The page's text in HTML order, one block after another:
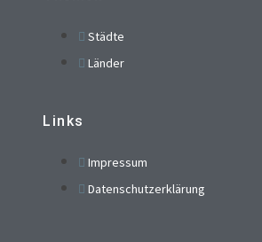
Städte
Länder
Links
Impressum
Datenschutzerklärung